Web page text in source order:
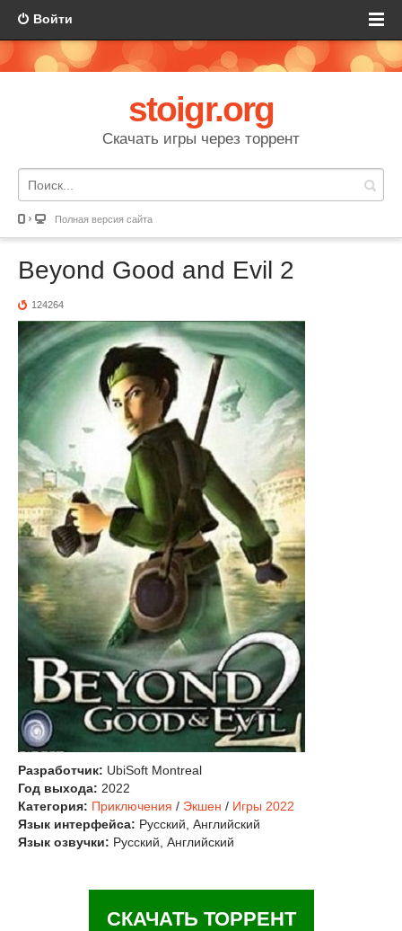
Войти
stoigr.org
Скачать игры через торрент
Полная версия сайта
Beyond Good and Evil 2
124264
Разработчик: UbiSoft Montreal
Год выхода: 2022
Категория: Приключения / Экшен / Игры 2022
Язык интерфейса: Русский, Английский
Язык озвучки: Русский, Английский
СКАЧАТЬ ТОРРЕНТ